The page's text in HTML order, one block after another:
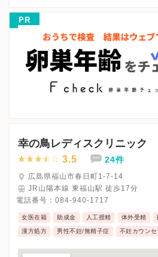
※初診の方は月曜日～金曜日に受診して
※完全予約制です。
※受診前には必ずクリニックHPを確認
PR
幸の鳥レディスクリニック
3.5 24件
広島県福山市春日町1-7-14
JR山陽本線 東福山駅 徒歩17分
電話番号： 084-940-1717
女医在籍 助成金 人工授精 体外受精
漢方処方 男性不妊/無精子症 不妊カウン